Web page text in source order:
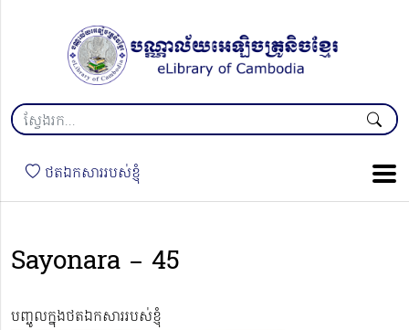
ថតឯកសាររបស់ខ្ញុំ
Sayonara – 45
បញ្ចូលក្នុងថតឯកសាររបស់ខ្ញុំ